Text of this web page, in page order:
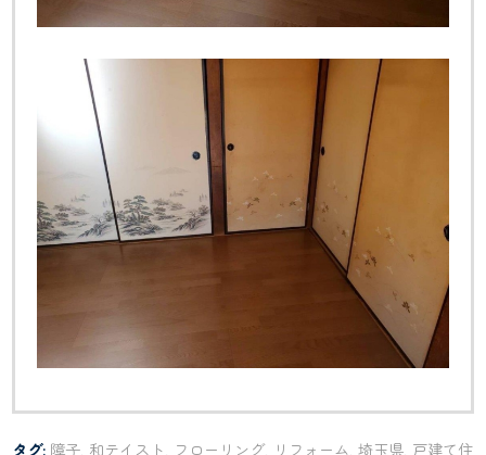
タグ: 障子 和テイスト フローリング, リフォーム ,埼玉県 戸建て住